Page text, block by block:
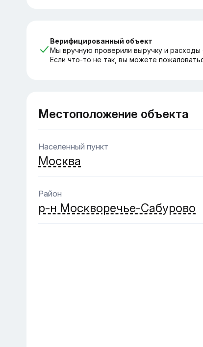
Верифицированный объект
Мы вручную проверили выручку и расходы
Если что-то не так, вы можете
Местоположение объекта
Населенный пункт
Москва
Район
р-н Москворечье-Сабурово